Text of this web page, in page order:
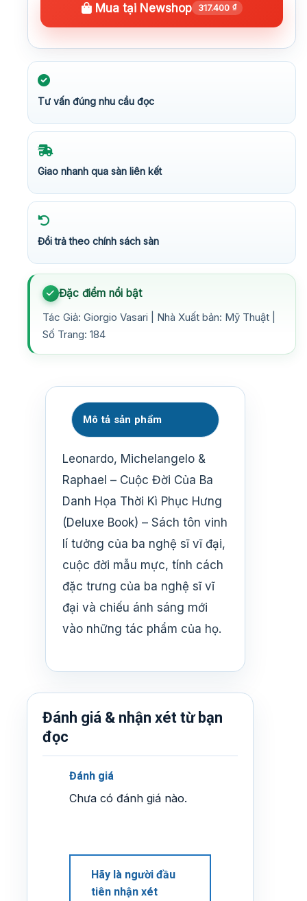
Mua tại Newshop 317.400 ₫
Tư vấn đúng nhu cầu đọc
Giao nhanh qua sàn liên kết
Đổi trả theo chính sách sàn
Đặc điểm nổi bật
Tác Giả: Giorgio Vasari | Nhà Xuất bản: Mỹ Thuật |
Số Trang: 184
Mô tả sản phẩm
Leonardo, Michelangelo &
Raphael – Cuộc Đời Của Ba
Danh Họa Thời Kì Phục Hưng
(Deluxe Book) – Sách tôn vinh
lí tưởng của ba nghệ sĩ vĩ đại,
cuộc đời mẫu mực, tính cách
đặc trưng của ba nghệ sĩ vĩ
đại và chiếu ánh sáng mới
vào những tác phẩm của họ.
Đánh giá & nhận xét từ bạn
đọc
Đánh giá
Chưa có đánh giá nào.
Hãy là người đầu
tiên nhận xét